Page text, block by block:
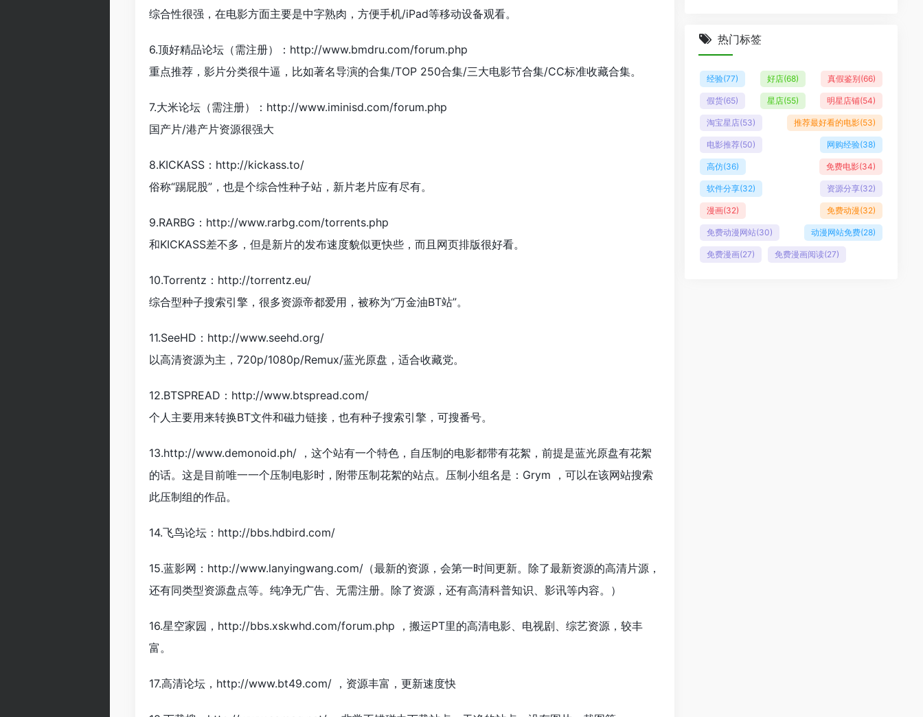
综合性很强，在电影方面主要是中字熟肉，方便手机/iPad等移动设备观看。
6.顶好精品论坛（需注册）：http://www.bmdru.com/forum.php
重点推荐，影片分类很牛逼，比如著名导演的合集/TOP 250合集/三大电影节合集/CC标准收藏合集。
7.大米论坛（需注册）：http://www.iminisd.com/forum.php
国产片/港产片资源很强大
8.KICKASS：http://kickass.to/
俗称“踢屁股”，也是个综合性种子站，新片老片应有尽有。
9.RARBG：http://www.rarbg.com/torrents.php
和KICKASS差不多，但是新片的发布速度貌似更快些，而且网页排版很好看。
10.Torrentz：http://torrentz.eu/
综合型种子搜索引擎，很多资源帝都爱用，被称为“万金油BT站”。
11.SeeHD：http://www.seehd.org/
以高清资源为主，720p/1080p/Remux/蓝光原盘，适合收藏党。
12.BTSPREAD：http://www.btspread.com/
个人主要用来转换BT文件和磁力链接，也有种子搜索引擎，可搜番号。
13.http://www.demonoid.ph/ ，这个站有一个特色，自压制的电影都带有花絮，前提是蓝光原盘有花絮
的话。这是目前唯一一个压制电影时，附带压制花絮的站点。压制小组名是：Grym ，可以在该网站搜索
此压制组的作品。
14.飞鸟论坛：http://bbs.hdbird.com/
15.蓝影网：http://www.lanyingwang.com/（最新的资源，会第一时间更新。除了最新资源的高清片源，
还有同类型资源盘点等。纯净无广告、无需注册。除了资源，还有高清科普知识、影讯等内容。）
16.星空家园，http://bbs.xskwhd.com/forum.php ，搬运PT里的高清电影、电视剧、综艺资源，较丰
富。
17.高清论坛，http://www.bt49.com/ ，资源丰富，更新速度快
热门标签
经验(77) 好店(68) 真假鉴别(66)
假货(65) 星店(55) 明星店铺(54)
淘宝星店(53) 推荐最好看的电影(53)
电影推荐(50) 网购经验(38)
高仿(36) 免费电影(34)
软件分享(32) 资源分享(32)
漫画(32) 免费动漫(32)
免费动漫网站(30) 动漫网站免费(28)
免费漫画(27) 免费漫画阅读(27)